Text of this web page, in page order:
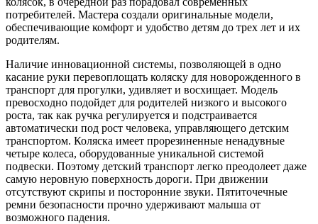
потребителей. Мастера создали оригинальные модели,
обеспечивающие комфорт и удобство детям до трех лет и их
родителям.
Наличие инновационной системы, позволяющей в одно
касание руки перевоплощать коляску для новорожденного в
транспорт для прогулки, удивляет и восхищает. Модель
превосходно подойдет для родителей низкого и высокого
роста, так как ручка регулируется и подстраивается
автоматически под рост человека, управляющего детским
транспортом. Коляска имеет прорезиненные ненадувные
четыре колеса, оборудованные уникальной системой
подвески. Поэтому детский транспорт легко преодолеет даже
самую неровную поверхность дороги. При движении
отсутствуют скрипы и посторонние звуки. Пятиточечные
ремни безопасности прочно удерживают малыша от
возможного падения.